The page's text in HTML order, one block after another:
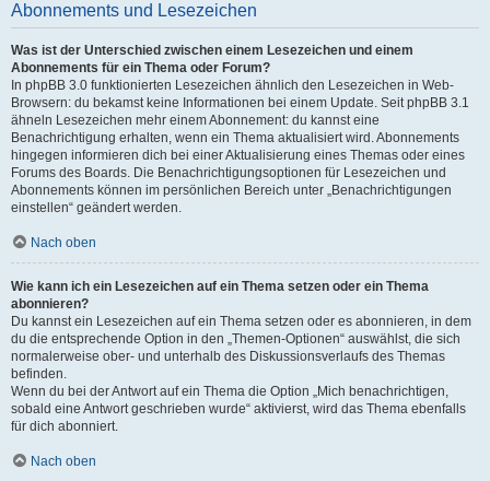
Abonnements und Lesezeichen
Was ist der Unterschied zwischen einem Lesezeichen und einem
Abonnements für ein Thema oder Forum?
In phpBB 3.0 funktionierten Lesezeichen ähnlich den Lesezeichen in Web-
Browsern: du bekamst keine Informationen bei einem Update. Seit phpBB 3.1
ähneln Lesezeichen mehr einem Abonnement: du kannst eine
Benachrichtigung erhalten, wenn ein Thema aktualisiert wird. Abonnements
hingegen informieren dich bei einer Aktualisierung eines Themas oder eines
Forums des Boards. Die Benachrichtigungsoptionen für Lesezeichen und
Abonnements können im persönlichen Bereich unter „Benachrichtigungen
einstellen“ geändert werden.
Nach oben
Wie kann ich ein Lesezeichen auf ein Thema setzen oder ein Thema
abonnieren?
Du kannst ein Lesezeichen auf ein Thema setzen oder es abonnieren, in dem
du die entsprechende Option in den „Themen-Optionen“ auswählst, die sich
normalerweise ober- und unterhalb des Diskussionsverlaufs des Themas
befinden.
Wenn du bei der Antwort auf ein Thema die Option „Mich benachrichtigen,
sobald eine Antwort geschrieben wurde“ aktivierst, wird das Thema ebenfalls
für dich abonniert.
Nach oben